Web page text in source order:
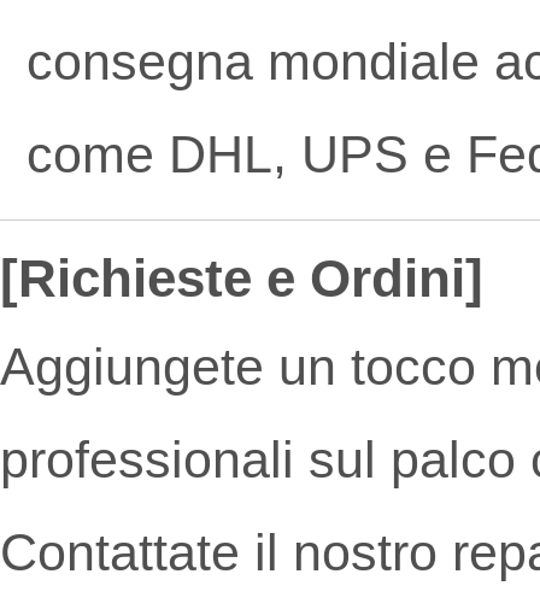
consegna mondiale
come DHL, UPS e
[Richieste e Ordini]
Aggiungete un tocco
professionali sul palco
Contattate il nostro